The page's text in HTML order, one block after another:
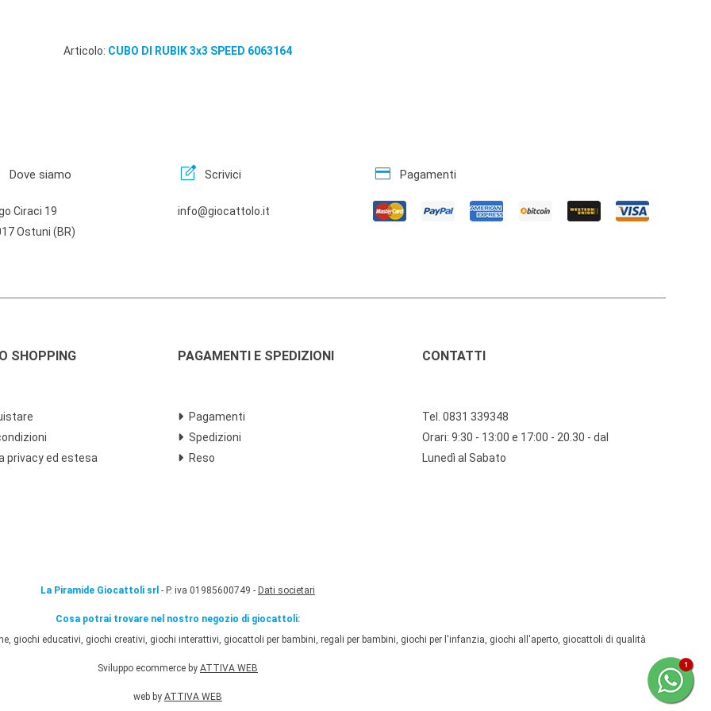
Articolo: CUBO DI RUBIK 3x3 SPEED 6063164
Dove siamo
Ciraci 19
Ostuni (BR)
edit_square Scrivici
info@giocattolo.it
credit_card Pagamenti
SHOPPING
privacy ed estesa
PAGAMENTI E SPEDIZIONI
Pagamenti
Spedizioni
Reso
CONTATTI
Tel. 0831 339348
Orari: 9:30 - 13:00 e 17:00 - 20.30 - dal
Lunedì al Sabato
La Piramide Giocattoli srl - P. iva 01985600749 - Dati societari
Cosa potrai trovare nel nostro negozio di giocattoli:
giochi educativi, giochi creativi, giochi interattivi, giocattoli per bambini, regali per bambini, giochi per l'infanzia, giochi all'aperto, giocattoli di qualità
Sviluppo ecommerce by ATTIVA WEB
web by ATTIVA WEB